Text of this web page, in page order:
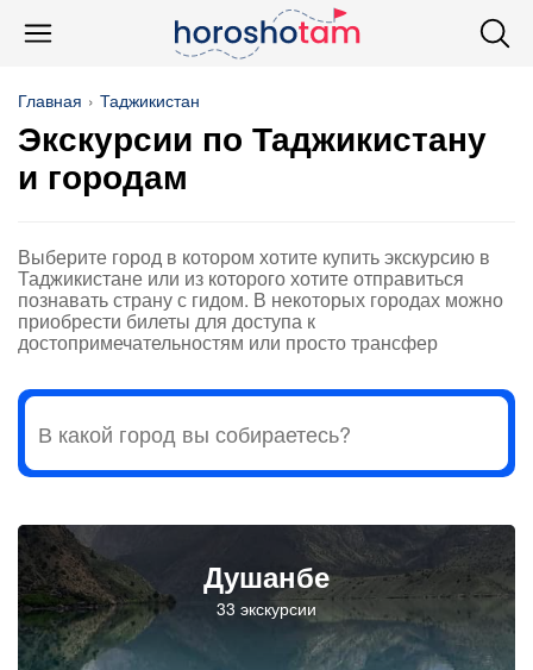
Главная Таджикистан
Экскурсии по Таджикистану
и городам
Выберите город в котором хотите купить экскурсию в
Таджикистане или из которого хотите отправиться
познавать страну с гидом. В некоторых городах можно
приобрести билеты для доступа к
достопримечательностям или просто трансфер
Душанбе